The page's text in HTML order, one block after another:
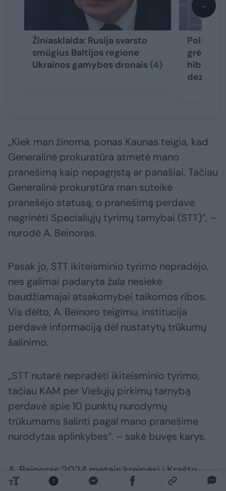
Žiniasklaida: Rusija svarsto
smūgius Baltijos regione
Ukrainos gamybos dronais (4)
Politikai
grėsmę
→
„Kiek man žinoma, ponas Kaunas teigia, kad
Generalinė prokuratūra atmetė mano
pranešimą kaip nepagrįstą ar panašiai. Tačiau
Generalinė prokuratūra man suteikė
pranešėjo statusą, o pranešimą perdavė
nagrinėti Specialiųjų tyrimų tarnybai (STT)“, –
nurodė A. Beinoras.
Pasak jo, STT ikiteisminio tyrimo nepradėjo,
nes galimai padaryta žala nesiekė
baudžiamajai atsakomybei taikomos ribos.
Vis dėlto, A. Beinoro teigimu, institucija
perdavė informaciją dėl nustatytų trūkumų
šalinimo.
„STT nutarė nepradėti ikiteisminio tyrimo,
tačiau KAM per Viešųjų pirkimų tarnybą
perdavė apie 10 punktų nurodymų
trūkumams šalinti pagal mano pranešime
nurodytas aplinkybes“, – sakė buvęs karys.
A. Beinoras 2024 metais kreipėsi į Krašto
apsaugos ministerijos Korupcijos prevencijos